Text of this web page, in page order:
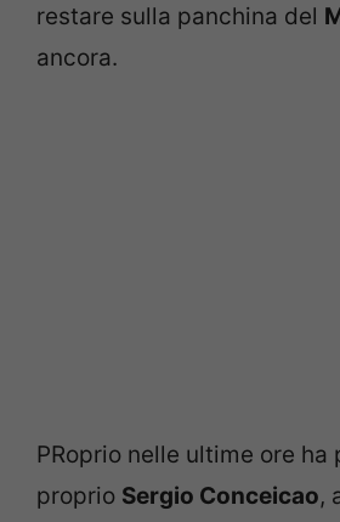
restare sulla panchina del
ancora.
PRoprio nelle ultime ore ha
proprio Sergio Conceicao,